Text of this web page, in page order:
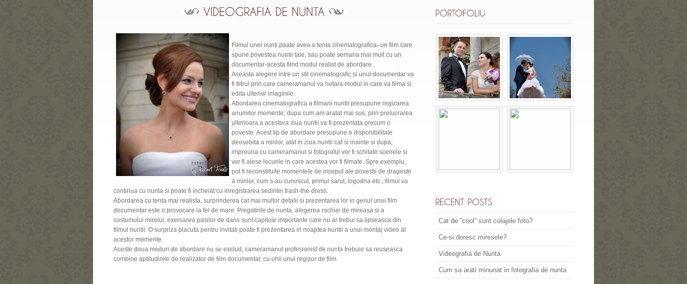
Filmul unei nunti poate avea o tenta cinematografica- un film care
spune povestea nuntii tale, sau poate semana mai mult cu un
documentar-acesta fiind modul realist de abordare .
Aceasta alegere intre un stil cinematografic si unul documentar va
fi filtrul prin care cameramanul va hotara modul in care va filma si
edita ulterior imaginile.
Abordarea cinematografica a filmarii nuntii presupune regizarea
anumitor momente; dupa cum am aratat mai sus, prin prelucrarea
ulterioara a acestora ziua nuntii va fi prezentata precum o
poveste. Acest tip de abordare presupune o disponibilitate
deosebita a mirilor, atat in ziua nuntii cat si inainte si dupa;
impreuna cu cameramanul si fotograful vor fi schitate scenele si
vor fi alese locurile in care acestea vor fi filmate. Spre exemplu,
pot fi reconstituite momentele de inceput ale povestii de dragoste
a mirilor, cum s-au cunoscut, primul sarut, logodna etc.; filmul va
continua cu nunta si poate fi incheiat cu inregistrarea sedintei trash-the-dress.
Abordarea cu tenta mai realista, surprinderea cat mai multor detalii si prezentarea lor in genul unui film
documentar este o provocare la fel de mare. Pregatirile de nunta, alegerea rochiei de mireasa si a
costumului mirelui, exersarea pasilor de dans sunt capitole importante care nu ar trebui sa lipseasca din
filmul nuntii. O surpriza placuta pentru invitati poate fi prezentarea in noaptea nuntii a unui montaj video al
acestor momente.
Aceste doua moduri de abordare nu se exclud; cameramanul profesionist de nunta trebuie sa reuseasca
combine aptitudinile de realizator de film documentar, cu ohii unui regizor de film.
Cat de ”cool” sunt colajele foto?
Ce-si doresc miresele?
Videografia de Nunta
Cum sa arati minunat in fotografia de nunta